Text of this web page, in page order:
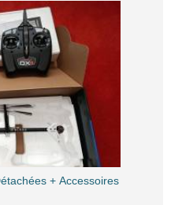
+ Accessoires